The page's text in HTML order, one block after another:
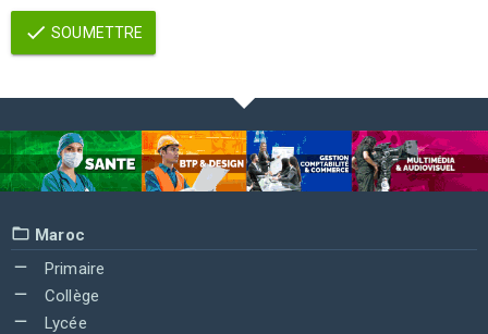
SOUMETTRE
Maroc
Primaire
Collège
Lycée